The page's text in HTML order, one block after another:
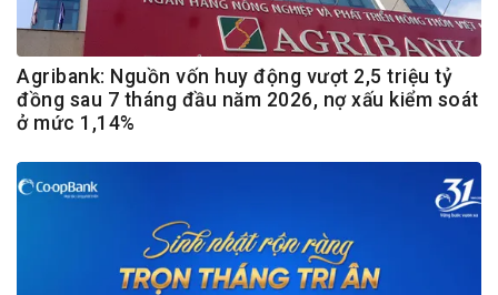
Agribank: Nguồn vốn huy động vượt 2,5 triệu tỷ
đồng sau 7 tháng đầu năm 2026, nợ xấu kiểm soát
ở mức 1,14%